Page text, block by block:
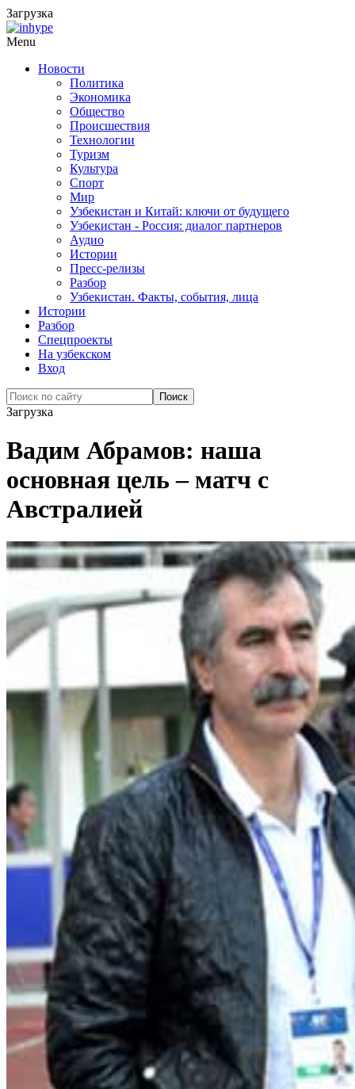
Загрузка
Menu
Новости
Политика
Экономика
Общество
Происшествия
Технологии
Туризм
Культура
Спорт
Мир
Узбекистан и Китай: ключи от будущего
Узбекистан - Россия: диалог партнеров
Аудио
Истории
Пресс-релизы
Разбор
Узбекистан. Факты, события, лица
Истории
Разбор
Спецпроекты
На узбекском
Вход
Загрузка
Вадим Абрамов: наша
основная цель – матч с
Австралией